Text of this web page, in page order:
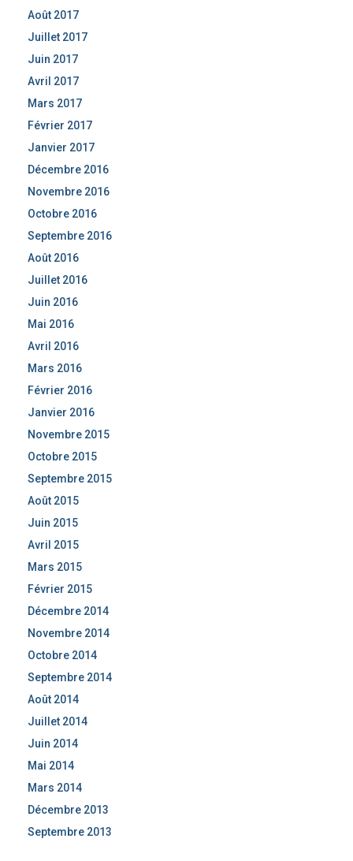
Août 2017
Juillet 2017
Juin 2017
Avril 2017
Mars 2017
Février 2017
Janvier 2017
Décembre 2016
Novembre 2016
Octobre 2016
Septembre 2016
Août 2016
Juillet 2016
Juin 2016
Mai 2016
Avril 2016
Mars 2016
Février 2016
Janvier 2016
Novembre 2015
Octobre 2015
Septembre 2015
Août 2015
Juin 2015
Avril 2015
Mars 2015
Février 2015
Décembre 2014
Novembre 2014
Octobre 2014
Septembre 2014
Août 2014
Juillet 2014
Juin 2014
Mai 2014
Mars 2014
Décembre 2013
Septembre 2013